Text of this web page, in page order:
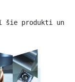
šie produkti un